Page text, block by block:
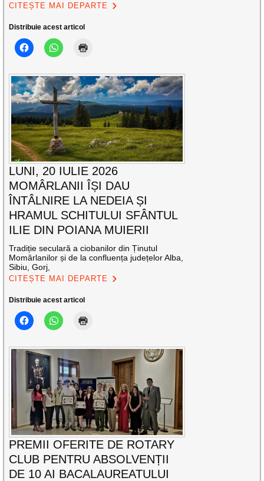
CITEȘTE MAI DEPARTE
Distribuie acest articol
LUNI, 20 IULIE 2026
MOMÂRLANII ÎȘI DAU
ÎNTÂLNIRE LA NEDEIA ȘI
HRAMUL SCHITULUI SFÂNTUL
ILIE DIN POIANA MUIERII
Tradiție seculară a ciobanilor din Ținutul
Momârlanilor și de la confluența județelor Alba,
Sibiu, Gorj,
CITEȘTE MAI DEPARTE
Distribuie acest articol
PREMII OFERITE DE ROTARY
CLUB PENTRU ABSOLVENȚII
DE 10 AI BACALAUREATULUI